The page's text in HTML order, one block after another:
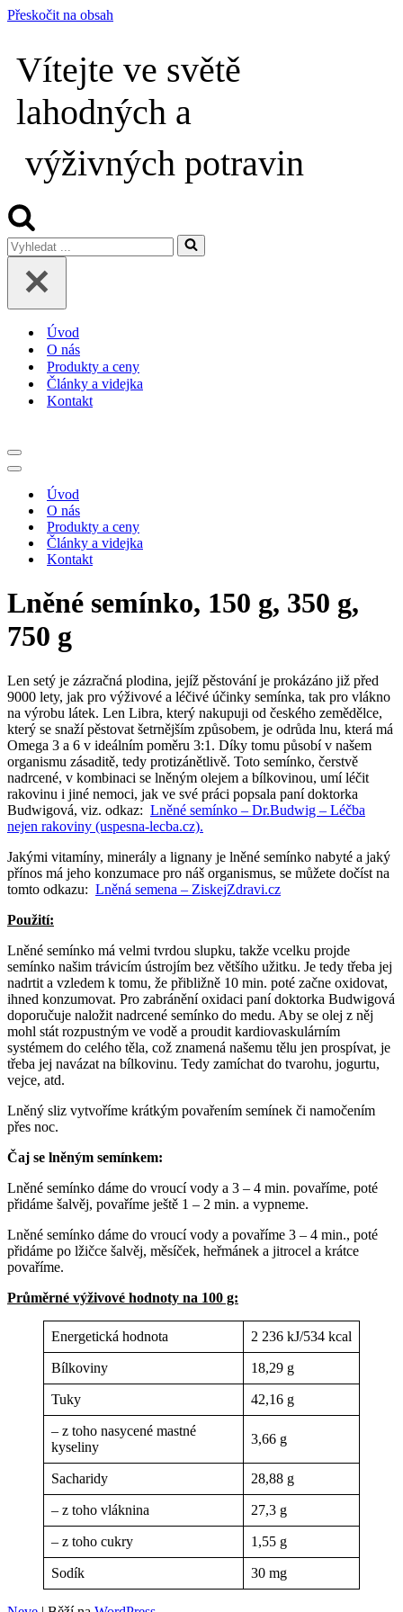
Přeskočit na obsah
Vítejte ve světě
lahodných a
výživných potravin
Vyhledat
...
Úvod
O nás
Produkty a ceny
Články a videjka
Kontakt
Navigační
menu
Navigační
Úvod
O nás
Produkty a ceny
Články a videjka
Kontakt
Lněné semínko, 150 g, 350 g,
750 g
Len setý je zázračná plodina, jejíž pěstování je prokázáno již před
9000 lety, jak pro výživové a léčivé účinky semínka, tak pro vlákno
na výrobu látek. Len Libra, který nakupuji od českého zemědělce,
který se snaží pěstovat šetrnějším způsobem, je odrůda lnu, která má
Omega 3 a 6 v ideálním poměru 3:1. Díky tomu působí v našem
organismu zásaditě, tedy protizánětlivě. Toto semínko, čerstvě
nadrcené, v kombinaci se lněným olejem a bílkovinou, umí léčit
rakovinu i jiné nemoci, jak ve své práci popsala paní doktorka
Budwigová, viz. odkaz: Lněné semínko – Dr.Budwig – Léčba
nejen rakoviny (uspesna-lecba.cz).
Jakými vitamíny, minerály a lignany je lněné semínko nabyté a jaký
přínos má jeho konzumace pro náš organismus, se můžete dočíst na
tomto odkazu: Lněná semena – ZiskejZdravi.cz
Použití:
Lněné semínko má velmi tvrdou slupku, takže vcelku projde
semínko našim trávicím ústrojím bez většího užitku. Je tedy třeba jej
nadrtit a vzledem k tomu, že přibližně 10 min. poté začne oxidovat,
ihned konzumovat. Pro zabránění oxidaci paní doktorka Budwigová
doporučuje naložit nadrcené semínko do medu. Aby se olej z něj
mohl stát rozpustným ve vodě a proudit kardiovaskulárním
systémem do celého těla, což znamená našemu tělu jen prospívat, je
třeba jej navázat na bílkovinu. Tedy zamíchat do tvarohu, jogurtu,
vejce, atd.
Lněný sliz vytvoříme krátkým povařením semínek či namočením
přes noc.
Čaj se lněným semínkem:
Lněné semínko dáme do vroucí vody a 3 – 4 min. povaříme, poté
přidáme šalvěj, povaříme ještě 1 – 2 min. a vypneme.
Lněné semínko dáme do vroucí vody a povaříme 3 – 4 min., poté
přidáme po lžičce šalvěj, měsíček, heřmánek a jitrocel a krátce
povaříme.
Průměrné výživové hodnoty na 100 g:
Energetická hodnota 2 236 kJ/534 kcal
Bílkoviny 18,29 g
Tuky 42,16 g
– z toho nasycené mastné
kyseliny
3,66 g
Sacharidy 28,88 g
– z toho vláknina 27,3 g
– z toho cukry 1,55 g
Sodík 30 mg